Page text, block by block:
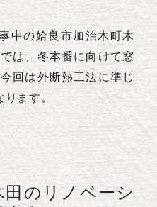
中の姶良市加治木町木
は、冬本番に向けて窓
回は外断熱工法に準じ
ます。
田のリノベーシ